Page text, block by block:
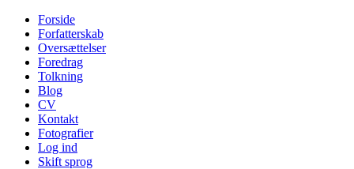
Forside
Forfatterskab
Oversættelser
Foredrag
Tolkning
Blog
CV
Kontakt
Fotografier
Log ind
Skift sprog